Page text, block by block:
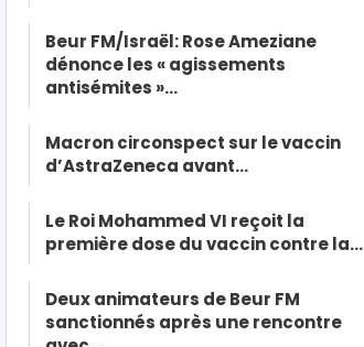
Beur FM/Israël: Rose Ameziane
dénonce les « agissements
antisémites »…
Macron circonspect sur le vaccin
d’AstraZeneca avant…
Le Roi Mohammed VI reçoit la
première dose du vaccin contre la…
Deux animateurs de Beur FM
sanctionnés après une rencontre